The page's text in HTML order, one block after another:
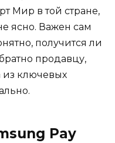
Мир в той стране,
ясно. Важен сам
получится ли
продавцу,
из ключевых
Pay